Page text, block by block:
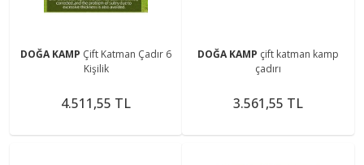
DOĞA KAMP Çift Katman Çadır 6
Kişilik
4.511,55 TL
DOĞA KAMP çift katman kamp
çadırı
3.561,55 TL